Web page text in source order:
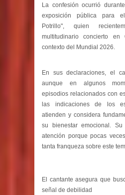
La confesión ocurrió
exposición pública para
Potrillo", quien
multitudinario concierto en
contexto del Mundial 2026.
En sus declaraciones, el
aunque en algunos
episodios relacionados con
las indicaciones de los
atienden y considera
su bienestar emocional.
atención porque pocas
tanta franqueza sobre este
El cantante asegura que
señal de debilidad